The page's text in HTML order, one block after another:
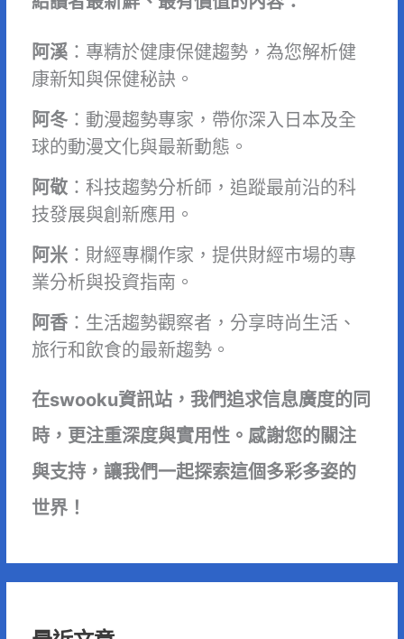
阿溪：專精於健康保健趨勢，為您解析健
康新知與保健秘訣。
阿冬：動漫趨勢專家，帶你深入日本及全
球的動漫文化與最新動態。
阿敬：科技趨勢分析師，追蹤最前沿的科
技發展與創新應用。
阿米：財經專欄作家，提供財經市場的專
業分析與投資指南。
阿香：生活趨勢觀察者，分享時尚生活、
旅行和飲食的最新趨勢。
在swooku資訊站，我們追求信息廣度的同
時，更注重深度與實用性。感謝您的關注
與支持，讓我們一起探索這個多彩多姿的
世界！